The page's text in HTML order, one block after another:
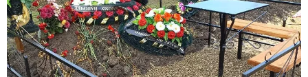
Участникам СВО
Памятники из гранита